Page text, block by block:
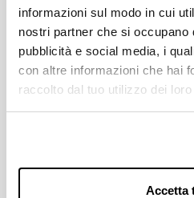
informazioni sul modo in cui
nostri partner che si occupano
pubblicità e social media, i
con altre informazioni che hai
raccolto dal tuo utilizzo dei
Accetta
11+13
MATERIALE PIGNONI INNESTO
Steel matt chromed-plated
MATERIALE GHIERA DI CHIUSURA